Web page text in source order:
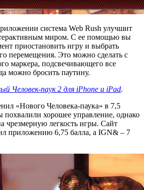
система Web Rush улучшит
миром. С ее помощью вы
приостановить игру и выбрать
перемещения. Это можно сделать с
маркера, подсвечивающего все
можно бросить паутину.
Человек-паук 2 для iPhone и iPad.
«Нового Человека-паука» в 7,5
похвалили хорошее управление, однако
чрезмерную легкость игры. Сайт
приложению 6,75 балла, а IGN& – 7